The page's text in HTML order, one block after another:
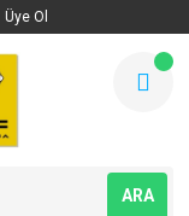
Üye Ol
ARA